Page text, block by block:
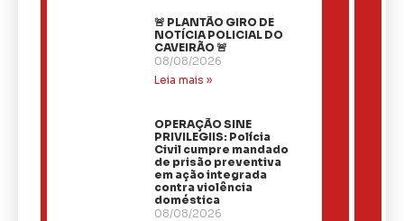
🚨 PLANTÃO GIRO DE
NOTÍCIA POLICIAL DO
CAVEIRÃO 🚨
08/08/2026
Leia mais »
OPERAÇÃO SINE
PRIVILEGIIS: Polícia
Civil cumpre mandado
de prisão preventiva
em ação integrada
contra violência
doméstica
08/08/2026